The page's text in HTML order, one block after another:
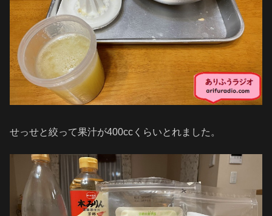
せっせと絞って果汁が400ccくらいとれました。